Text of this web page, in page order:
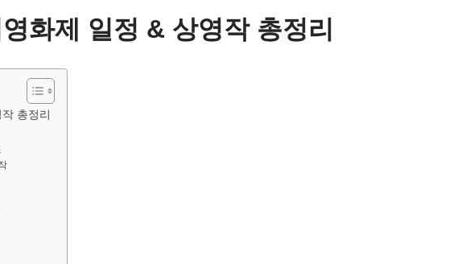
화제 일정 & 상영작 총정리
총정리